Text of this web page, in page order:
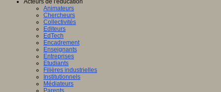
Acteurs de l'éducation
Animateurs
Chercheurs
Collectivités
Editeurs
EdTech
Encadrement
Enseignants
Entreprises
Etudiants
Filières industrielles
Institutionnels
Médiateurs
Parents